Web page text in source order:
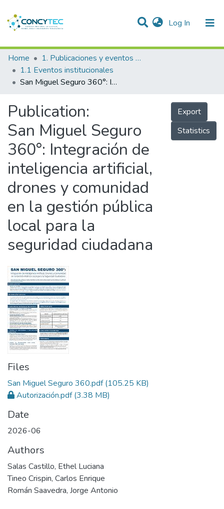
Log In (current)
Communities & Collections
Research Outputs
People
Statistics
Home
1. Publicaciones y eventos institucionales
1.1 Eventos institucionales
San Miguel Seguro 360°: Integración de inteligencia artificial, drones y comunidad en la gestión pública local para la seguridad ciudadana
Publication:
San Miguel Seguro
360°: Integración de
inteligencia artificial,
drones y comunidad
en la gestión pública
local para la
seguridad ciudadana
Export
Statistics
Files
San Miguel Seguro 360.pdf (105.25 KB)
Autorización.pdf (3.38 MB)
Date
2026-06
Authors
Salas Castillo, Ethel Luciana
Tineo Crispin, Carlos Enrique
Román Saavedra, Jorge Antonio